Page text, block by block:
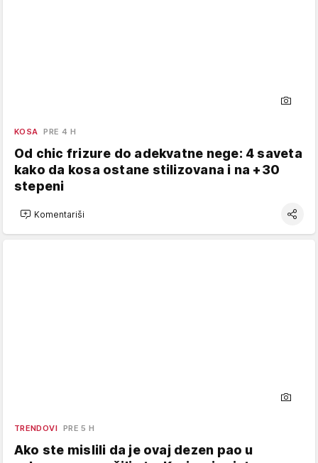
KOSA PRE 4 H
Od chic frizure do adekvatne nege: 4 saveta
kako da kosa ostane stilizovana i na +30
stepeni
Komentariši
TRENDOVI PRE 5 H
Ako ste mislili da je ovaj dezen pao u